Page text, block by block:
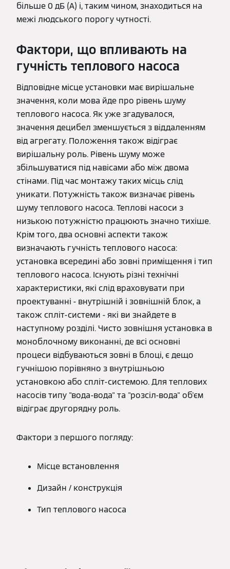
більше 0 дБ (А) і, таким чином, знаходиться на
межі людського порогу чутності.
Фактори, що впливають на
гучність теплового насоса
Відповідне місце установки має вирішальне
значення, коли мова йде про рівень шуму
теплового насоса. Як уже згадувалося,
значення децибел зменшується з віддаленням
від агрегату. Положення також відіграє
вирішальну роль. Рівень шуму може
збільшуватися під навісами або між двома
стінами. Під час монтажу таких місць слід
уникати. Потужність також визначає рівень
шуму теплового насоса. Теплові насоси з
низькою потужністю працюють значно тихіше.
Крім того, два основні аспекти також
визначають гучність теплового насоса:
установка всередині або зовні приміщення і тип
теплового насоса. Існують різні технічні
характеристики, які слід враховувати при
проектуванні - внутрішній і зовнішній блок, а
також спліт-системи - які ви знайдете в
наступному розділі. Чисто зовнішня установка в
моноблочному виконанні, де всі основні
процеси відбуваються зовні в блоці, є дещо
гучнішою порівняно з внутрішньою
установкою або спліт-системою. Для теплових
насосів типу "вода-вода" та "розсіл-вода" об'єм
відіграє другорядну роль.
Фактори з першого погляду:
Місце встановлення
Дизайн / конструкція
Тип теплового насоса